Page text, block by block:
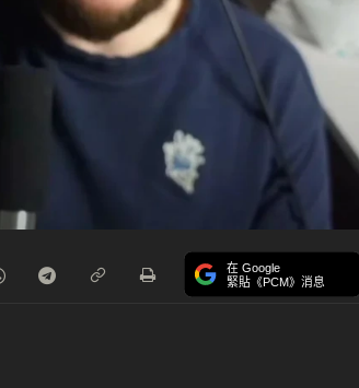
在 Google
緊貼《PCM》消息